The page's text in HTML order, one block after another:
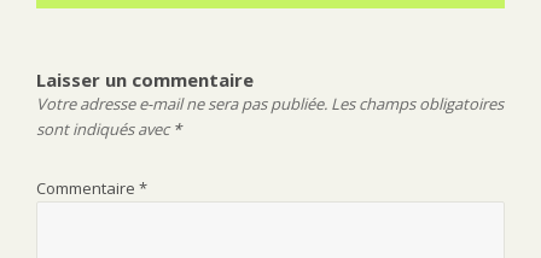
Laisser un commentaire
Votre adresse e-mail ne sera pas publiée. Les champs obligatoires
sont indiqués avec*
Commentaire *